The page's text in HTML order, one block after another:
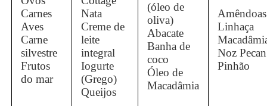
Carnes
Aves
Carne
silvestre
Frutos
do mar
Nata
Creme de
leite
integral
Iogurte
(Grego)
Queijos
(óleo de
oliva)
Abacate
Banha de
coco
Óleo de
Macadâmia
Amêndoas
Linhaça
Noz Pecan
Pinhão